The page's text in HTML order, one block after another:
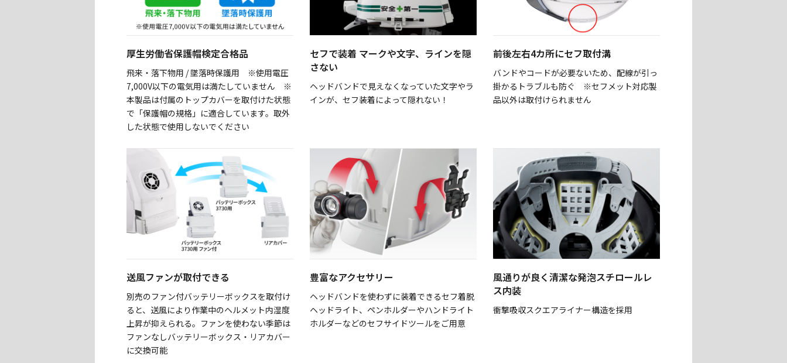
厚生労働省保護帽検定合格品
飛来・落下物用 / 墜落時保護用 ※使用電圧
7,000V以下の電気用は満たしていません ※
本製品は付属のトップカバーを取付けた状態
で「保護帽の規格」に適合しています。取外
した状態で使用しないでください
セフで装着 マークや文字、ラインを隠
さない
ヘッドバンドで見えなくなっていた文字やラ
インが、セフ装着によって隠れない！
前後左右4カ所にセフ取付溝
バンドやコードが必要ないため、配線が引っ
掛かるトラブルも防ぐ ※セフメット対応製
品以外は取付けられません
送風ファンが取付できる
別売のファン付バッテリーボックスを取付け
ると、送風により作業中のヘルメット内湿度
上昇が抑えられる。ファンを使わない季節は
ファンなしバッテリーボックス・リアカバー
に交換可能
豊富なアクセサリー
ヘッドバンドを使わずに装着できるセフ着脱
ヘッドライト、ペンホルダーやハンドライト
ホルダーなどのセフサイドツールをご用意
風通りが良く清潔な発泡スチロールレ
ス内装
衝撃吸収スクエアライナー構造を採用